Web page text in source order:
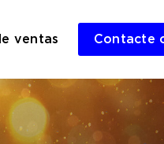
ventas Contacte